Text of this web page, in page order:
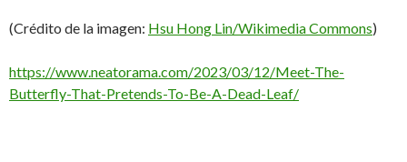
(Crédito de la imagen: Hsu Hong Lin/Wikimedia Commons)
https://www.neatorama.com/2023/03/12/Meet-The-
Butterfly-That-Pretends-To-Be-A-Dead-Leaf/